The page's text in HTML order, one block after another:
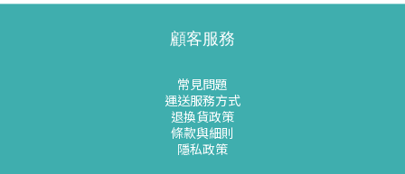
顧客服務
常見問題
運送服務方式
退換貨政策
條款與細則
隱私政策